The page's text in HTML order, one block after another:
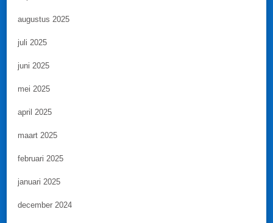
augustus 2025
juli 2025
juni 2025
mei 2025
april 2025
maart 2025
februari 2025
januari 2025
december 2024